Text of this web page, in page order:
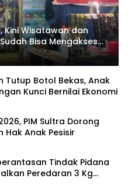
Kini Wisatawan dan
Bisa Mengakses
Tutup Botol Bekas, Anak
Kunci Bernilai Ekonomi
PIM Sultra Dorong
Hak Anak Pesisir
Tindak Pidana
Peredaran 3 Kg